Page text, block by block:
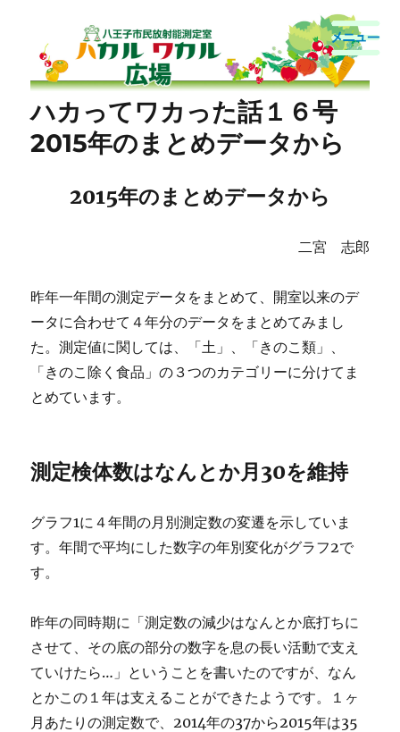
ハカってワカった話１６号
2015年のまとめデータから
2015年のまとめデータから
二宮 志郎
昨年一年間の測定データをまとめて、開室以来のデ
ータに合わせて４年分のデータをまとめてみまし
た。測定値に関しては、「土」、「きのこ類」、
「きのこ除く食品」の３つのカテゴリーに分けてま
とめています。
測定検体数はなんとか月30を維持
グラフ1に４年間の月別測定数の変遷を示していま
す。年間で平均にした数字の年別変化がグラフ2で
す。
昨年の同時期に「測定数の減少はなんとか底打ちに
させて、その底の部分の数字を息の長い活動で支え
ていけたら…」ということを書いたのですが、なん
とかこの１年は支えることができたようです。１ヶ
月あたりの測定数で、2014年の37から2015年は35